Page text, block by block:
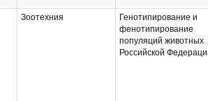
Зоотехния
Генотипирование и
фенотипирование
популяций животных
Российской